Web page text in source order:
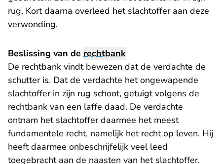
rug. Kort daarna overleed het slachtoffer aan deze
verwonding.
Beslissing van de rechtbank
De rechtbank vindt bewezen dat de verdachte de
schutter is. Dat de verdachte het ongewapende
slachtoffer in zijn rug schoot, getuigt volgens de
rechtbank van een laffe daad. De verdachte
ontnam het slachtoffer daarmee het meest
fundamentele recht, namelijk het recht op leven. Hij
heeft daarmee onbeschrijfelijk veel leed
toegebracht aan de naasten van het slachtoffer.